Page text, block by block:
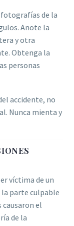
de la
Anote la
y otra
Obtenga la
personas
accidente, no
Nunca mienta y
víctima de un
parte culpable
causaron el
de la